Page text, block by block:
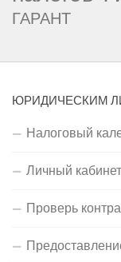
ГАРАНТ
ЮРИДИЧЕСКИМ
Налоговый
Личный
Проверь